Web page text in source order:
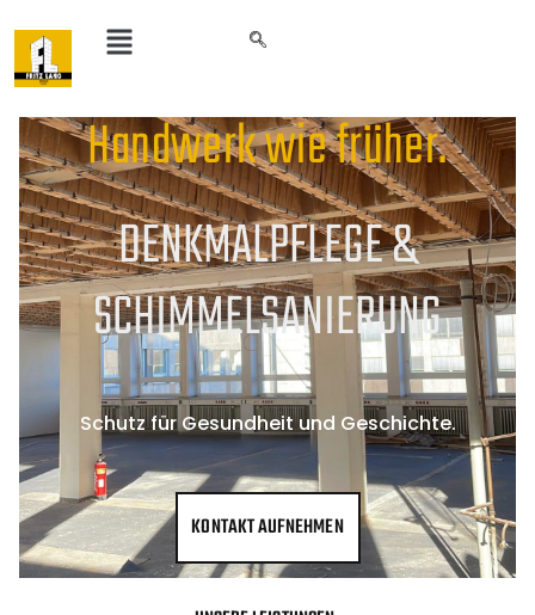
Handwerk wie früher.
DENKMALPFLEGE &
SCHIMMELSANIERUNG
Schutz für Gesundheit und Geschichte.
KONTAKT AUFNEHMEN